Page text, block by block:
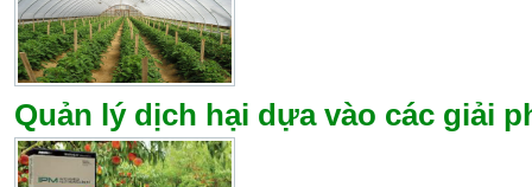
Quản lý dịch hại dựa vào các giải